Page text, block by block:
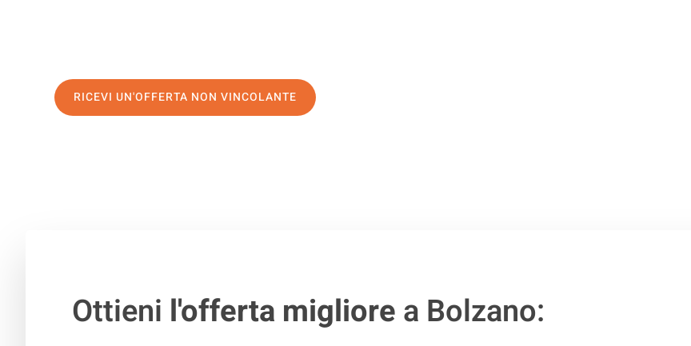
RICEVI UN'OFFERTA NON VINCOLANTE
Ottieni l'offerta migliorea Bolzano: